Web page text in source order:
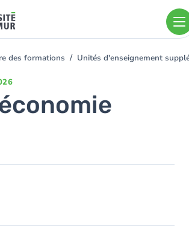
des formations Unités d'enseignement